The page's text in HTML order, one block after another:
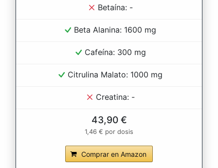
Betaína: -
Beta Alanina: 1600 mg
Cafeína: 300 mg
Citrulina Malato: 1000 mg
Creatina: -
43,90 €
1,46 € por dosis
Comprar en Amazon